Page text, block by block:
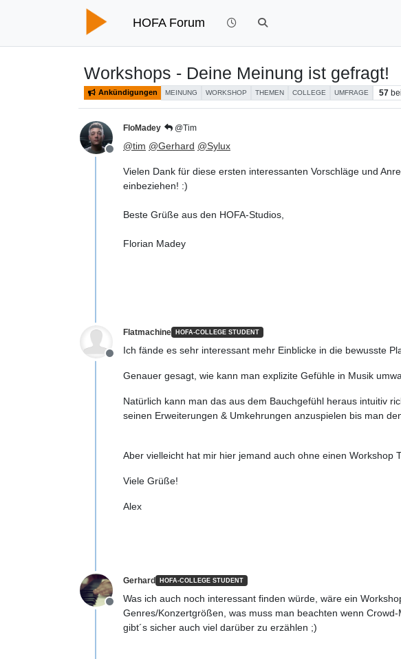
HOFA Forum
Workshops - Deine Meinung ist gefragt!
Ankündigungen MEINUNG WORKSHOP THEMEN COLLEGE UMFRAGE 57
Offline
FloMadey @Tim
@tim @Gerhard @Sylux
Vielen Dank für diese ersten interessanten Vorschläge und
einbeziehen! :)
Beste Grüße aus den HOFA-Studios,
Florian Madey
Offline
Flatmachine HOFA-COLLEGE STUDENT
Ich fände es sehr interessant mehr Einblicke in die bewusste
Genauer gesagt, wie kann man explizite Gefühle in Musik
Natürlich kann man das aus dem Bauchgefühl heraus intuitiv
seinen Erweiterungen & Umkehrungen anzuspielen bis man
Aber vielleicht hat mir hier jemand auch ohne einen Workshop
Viele Grüße!
Alex
Offline
Gerhard HOFA-COLLEGE STUDENT
Was ich auch noch interessant finden würde, wäre ein
Genres/Konzertgrößen, was muss man beachten wenn
gibt´s sicher auch viel darüber zu erzählen ;)